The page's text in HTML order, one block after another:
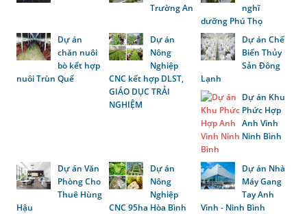
Trường An
nghĩ
dưỡng Phú Thọ
Dự án
chăn nuôi
bò kết hợp
nuôi Trùn Quế
Dự án
Nông
Nghiệp
CNC kết hợp DLST,
GIÁO DỤC TRẢI
NGHIỆM
Dự án Chế
Biến Thủy
Sản Đông
Lạnh
Dự án Khu
Phức Hợp
Anh Vinh
Ninh Bình
Dự án Văn
Phòng Cho
Thuê Hùng
Hậu
Dự án
Nông
Nghiệp
CNC 95ha Hòa Bình
Dự án Nhà
Máy Gang
Tay Anh
Vinh - Ninh Bình